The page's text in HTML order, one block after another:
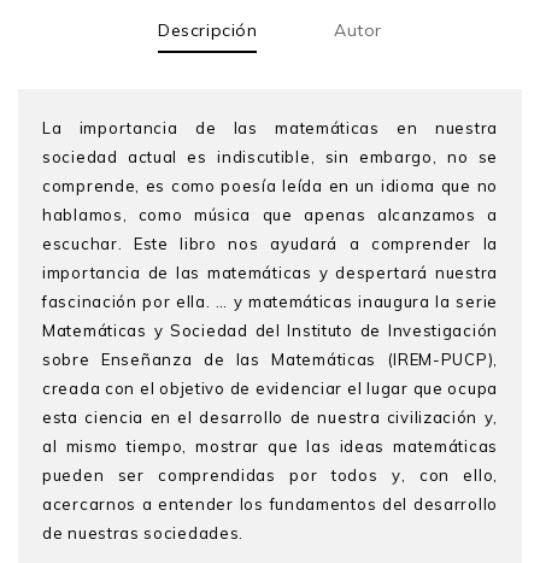
Descripción Autor
La importancia de las matemáticas en nuestra
sociedad actual es indiscutible, sin embargo, no se
comprende, es como poesía leída en un idioma que no
hablamos, como música que apenas alcanzamos a
escuchar. Este libro nos ayudará a comprender la
importancia de las matemáticas y despertará nuestra
fascinación por ella. … y matemáticas inaugura la serie
Matemáticas y Sociedad del Instituto de Investigación
sobre Enseñanza de las Matemáticas (IREM-PUCP),
creada con el objetivo de evidenciar el lugar que ocupa
esta ciencia en el desarrollo de nuestra civilización y,
al mismo tiempo, mostrar que las ideas matemáticas
pueden ser comprendidas por todos y, con ello,
acercarnos a entender los fundamentos del desarrollo
de nuestras sociedades.